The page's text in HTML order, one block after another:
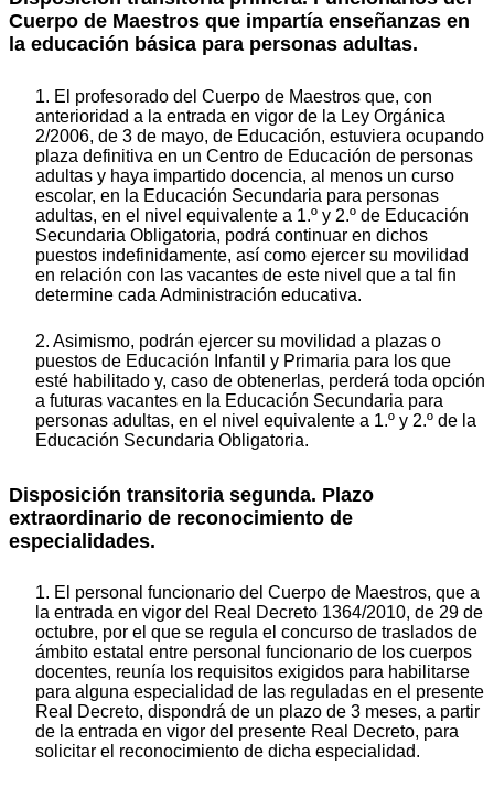
Cuerpo de Maestros que impartía enseñanzas en
la educación básica para personas adultas.
1. El profesorado del Cuerpo de Maestros que, con
anterioridad a la entrada en vigor de la Ley Orgánica
2/2006, de 3 de mayo, de Educación, estuviera ocupando
plaza definitiva en un Centro de Educación de personas
adultas y haya impartido docencia, al menos un curso
escolar, en la Educación Secundaria para personas
adultas, en el nivel equivalente a 1.º y 2.º de Educación
Secundaria Obligatoria, podrá continuar en dichos
puestos indefinidamente, así como ejercer su movilidad
en relación con las vacantes de este nivel que a tal fin
determine cada Administración educativa.
2. Asimismo, podrán ejercer su movilidad a plazas o
puestos de Educación Infantil y Primaria para los que
esté habilitado y, caso de obtenerlas, perderá toda opción
a futuras vacantes en la Educación Secundaria para
personas adultas, en el nivel equivalente a 1.º y 2.º de la
Educación Secundaria Obligatoria.
Disposición transitoria segunda. Plazo
extraordinario de reconocimiento de
especialidades.
1. El personal funcionario del Cuerpo de Maestros, que a
la entrada en vigor del Real Decreto 1364/2010, de 29 de
octubre, por el que se regula el concurso de traslados de
ámbito estatal entre personal funcionario de los cuerpos
docentes, reunía los requisitos exigidos para habilitarse
para alguna especialidad de las reguladas en el presente
Real Decreto, dispondrá de un plazo de 3 meses, a partir
de la entrada en vigor del presente Real Decreto, para
solicitar el reconocimiento de dicha especialidad.